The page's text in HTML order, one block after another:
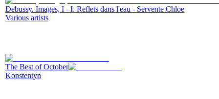
Debussy. Images, I - I. Reflets dans l'eau - Servente Chloe
Various artists
The Best of October
Konstentyn